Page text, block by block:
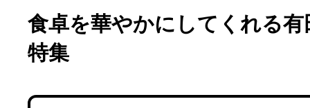
はじめるバイブルとは
よくあるご質問
食卓を華やかにしてくれる有
特集